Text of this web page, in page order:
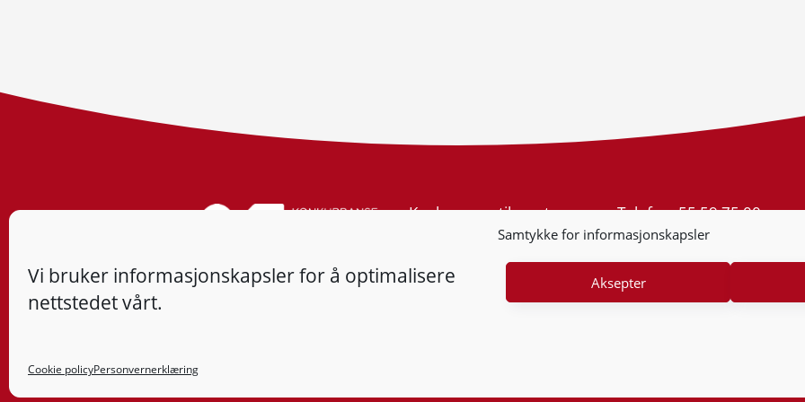
Samtykke for informasjonskapsler
Vi bruker informasjonskapsler for å optimalisere
nettstedet vårt.
Aksepter
Cookie policyPersonvernerklæring
Konkurransetilsynet
Postboks 439 Sentrum
Org.nr: 974 761 246
Telefon:55 59 75 00
E-post:post@kt.no
Nyhetsvarsel >>